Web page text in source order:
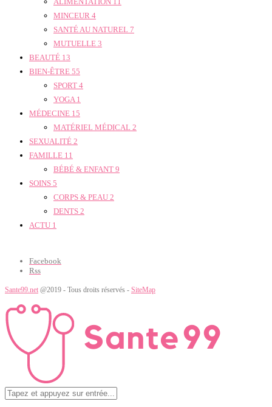
MINCEUR 4
SANTÉ AU NATUREL 7
MUTUELLE 3
BEAUTÉ 13
BIEN-ÊTRE 55
SPORT 4
YOGA 1
MÉDECINE 15
MATÉRIEL MÉDICAL 2
SEXUALITÉ 2
FAMILLE 11
BÉBÉ & ENFANT 9
SOINS 5
CORPS & PEAU 2
DENTS 2
ACTU 1
Facebook
Rss
Sante99.net @2019 - Tous droits réservés - SiteMap